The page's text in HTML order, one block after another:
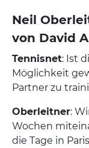
Neil
von David
Tennisnet: Ist
Möglichkeit
Partner zu
Oberleitner:
Wochen
die Tage in